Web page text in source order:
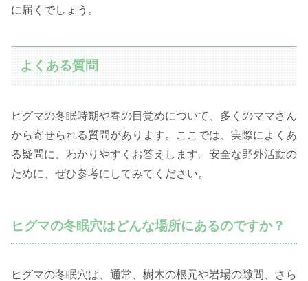
に届くでしょう。
よくある質問
ヒグマの冬眠時期や春の目覚めについて、多くのママさん
から寄せられる質問があります。ここでは、実際によくあ
る疑問に、わかりやすくお答えします。安全な野外活動の
ために、ぜひ参考にしてみてください。
ヒグマの冬眠穴はどんな場所にあるのですか？
ヒグマの冬眠穴は、通常、樹木の根元や岩場の隙間、さら